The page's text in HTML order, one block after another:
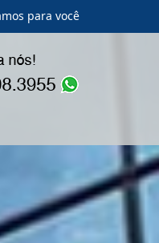
para você